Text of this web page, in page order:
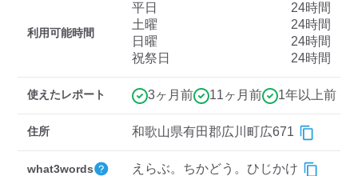
三菱ディーラーを表示
日産ディーラーを表示
示
充電器の出力
中速-20kW-以上
利用可能時間
平日
24時間
土曜
24時間
日曜
24時間
祝祭日
24時間
使えたレポート 3ヶ月前 11ヶ月前 1年以上前
住所 和歌山県有田郡広川町広671
what3words えらぶ。ちかどう。ひじかけ